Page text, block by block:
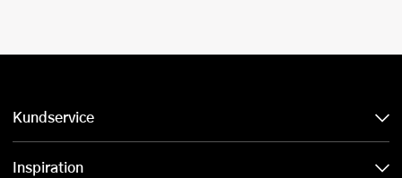
Kundservice
Inspiration